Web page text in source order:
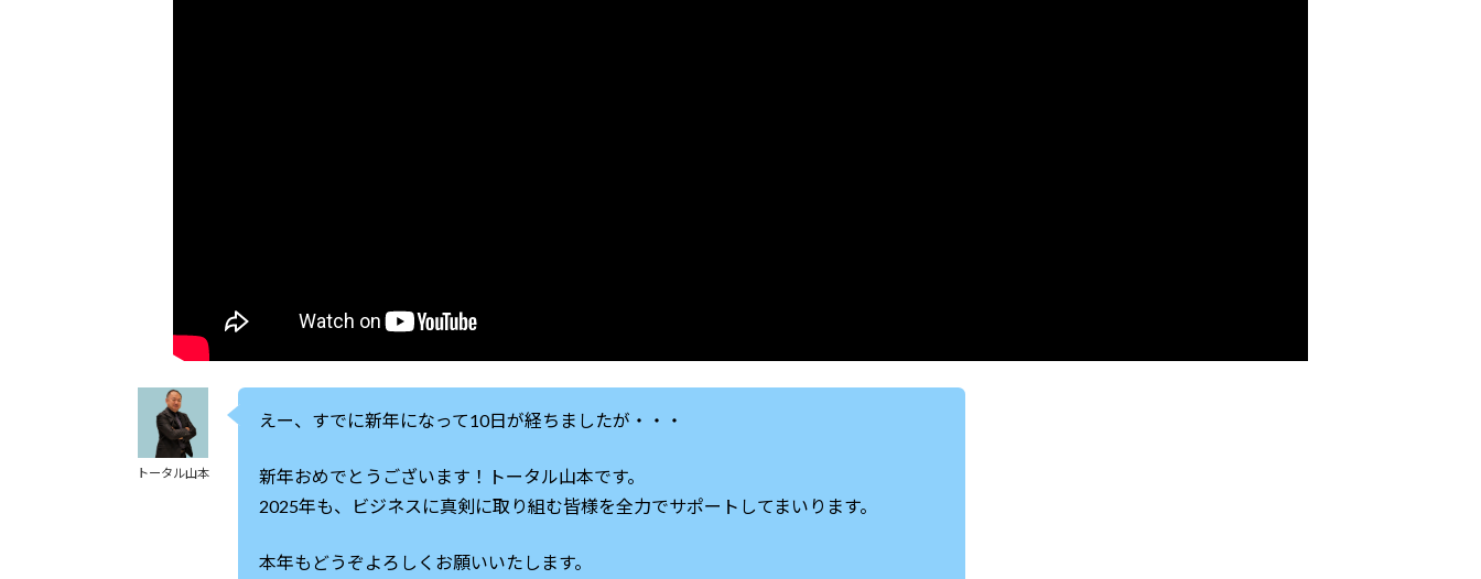
トータル山本
えー、すでに新年になって10日が経ちましたが・・・
新年おめでとうございます！トータル山本です。
2025年も、ビジネスに真剣に取り組む皆様を全力でサポートしてまいります。
本年もどうぞよろしくお願いいたします。